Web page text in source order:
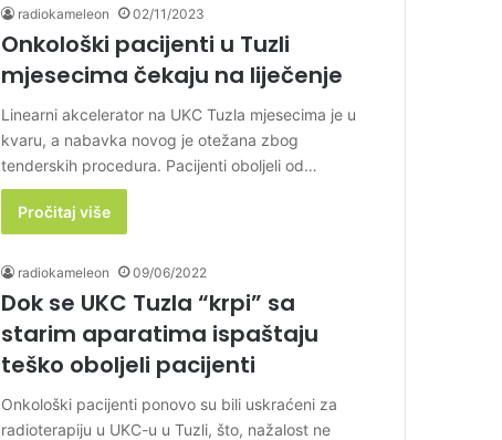
radiokameleon 02/11/2023
Onkološki pacijenti u Tuzli
mjesecima čekaju na liječenje
Linearni akcelerator na UKC Tuzla mjesecima je u
kvaru, a nabavka novog je otežana zbog
tenderskih procedura. Pacijenti oboljeli od…
Pročitaj više
radiokameleon 09/06/2022
Dok se UKC Tuzla “krpi” sa
starim aparatima ispaštaju
teško oboljeli pacijenti
Onkološki pacijenti ponovo su bili uskraćeni za
radioterapiju u UKC-u u Tuzli, što, nažalost ne